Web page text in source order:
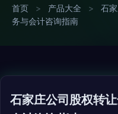
首页 > 产品大全 >
石
务与会计咨询指南
石家庄公司股权转